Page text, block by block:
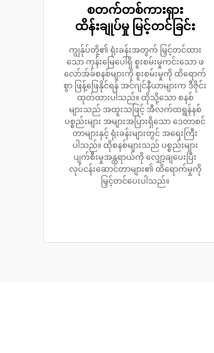
စတက်တစ်ကားရှား
ထိန်းချုပ်မှု မြင့်တင်ခြင်း
ကျွန်ုပ်တို့၏ ရုံးခန်းအတွက် မြှင့်တင်ထား
သော ကုန်းမြေပေါ်ရှိ စူးစမ်းမှုကင်းသော ဖ
လော်အ်ခ်စနစ်များကို စူးစမ်းမှုကို ထိရောက်
စွာ ဖြန့်ဖြေနိုင်ရန် အင်ဂျင်နီယာများက ဒီဇိုင်း
ထုတ်ထားပါသည်။ ထိုသို့သော စနစ်
များသည် အထူးသဖြင့် အီလက်ထရွန်နစ်
ပစ္စည်းများ အများအပြားရှိသော ဒေတာစင်
တာများနှင့် ရုံးခန်းများတွင် အရေးကြီး
ပါသည်။ ထိုစနစ်များသည် ပစ္စည်းများ
ပျက်စီးမှုအန္တရာယ်ကို လျှော့ချပေးပြီး
လုပ်ငန်းဆောင်တာများ၏ ထိရောက်မှုကို
မြှင့်တင်ပေးပါသည်။